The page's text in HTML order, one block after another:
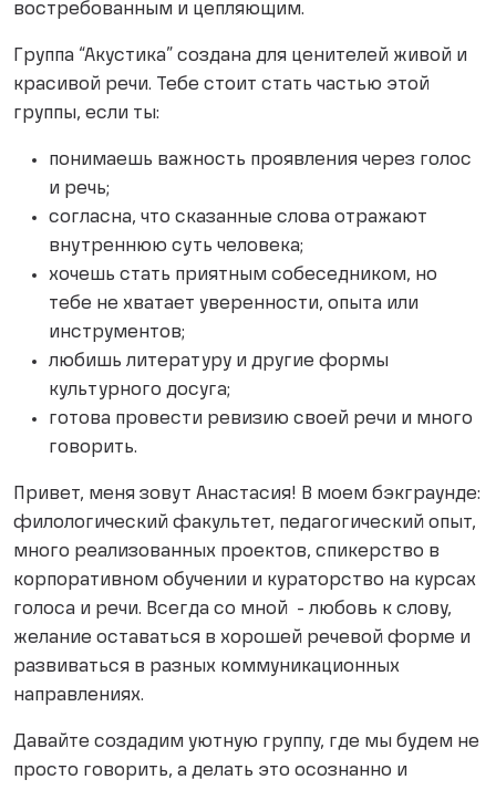
востребованным и цепляющим.
Группа “Акустика” создана для ценителей живой и
красивой речи. Тебе стоит стать частью этой
группы, если ты:
понимаешь важность проявления через голос
и речь;
согласна, что сказанные слова отражают
внутреннюю суть человека;
хочешь стать приятным собеседником, но
тебе не хватает уверенности, опыта или
инструментов;
любишь литературу и другие формы
культурного досуга;
готова провести ревизию своей речи и много
говорить.
Привет, меня зовут Анастасия! В моем бэкграунде:
филологический факультет, педагогический опыт,
много реализованных проектов, спикерство в
корпоративном обучении и кураторство на курсах
голоса и речи. Всегда со мной - любовь к слову,
желание оставаться в хорошей речевой форме и
развиваться в разных коммуникационных
направлениях.
Давайте создадим уютную группу, где мы будем не
просто говорить, а делать это осознанно и